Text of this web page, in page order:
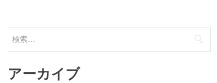
ビ
ゲ
ー
索:
アーカイブ